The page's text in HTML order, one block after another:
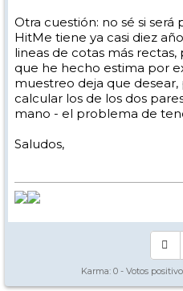
Otra cuestión: no sé si
HitMe tiene ya casi diez
lineas de cotas más
que he hecho estima por
muestreo deja que
calcular los de los dos
mano - el problema de
Saludos,
Karma: 0 - Votos